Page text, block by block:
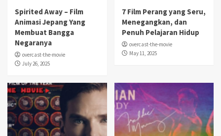
Spirited Away – Film
Animasi Jepang Yang
Membuat Bangga
Negaranya
overcast-the-movie
July 26, 2025
7 Film Perang yang Seru,
Menegangkan, dan
Penuh Pelajaran Hidup
overcast-the-movie
May 11, 2025